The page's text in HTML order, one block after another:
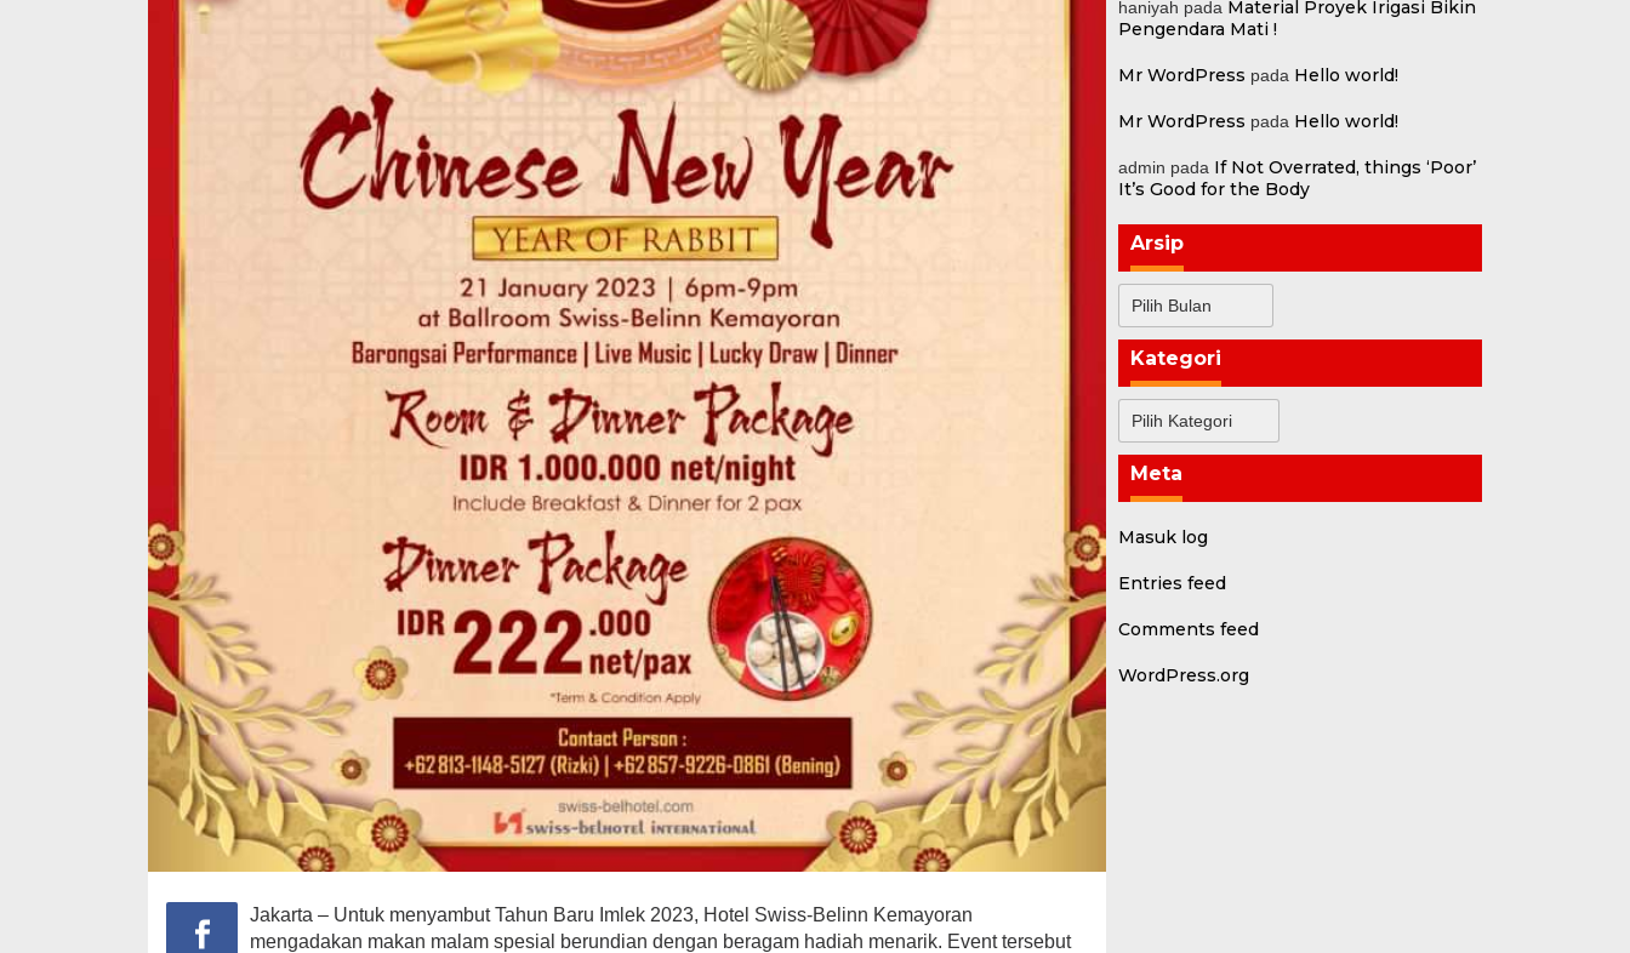
Jakarta – Untuk menyambut Tahun Baru Imlek 2023, Hotel Swiss-Belinn Kemayoran
mengadakan makan malam spesial berundian dengan beragam hadiah menarik. Event tersebut
haniyah pada Material Proyek Irigasi Bikin
Pengendara Mati !
Mr WordPress pada Hello world!
Mr WordPress pada Hello world!
admin pada If Not Overrated, things ‘Poor’
It’s Good for the Body
Arsip
Kategori
Meta
Masuk log
Entries feed
Comments feed
WordPress.org